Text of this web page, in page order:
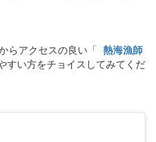
らアクセスの良い「 熱海漁師
すい方をチョイスしてみてくだ